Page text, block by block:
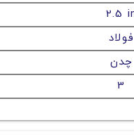
2.5
فولاد
چدن
3